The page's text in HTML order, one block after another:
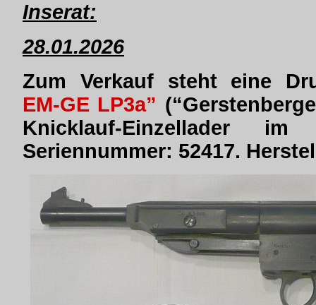
Inserat:
28.01.2026
Zum Verkauf steht eine
EM-GE LP3a”
Knicklauf-Einzellader
Seriennummer: 52417.